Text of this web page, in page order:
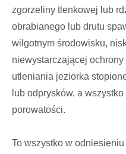
zgorzeliny tlenkowej lub
obrabianego lub drutu
wilgotnym środowisku,
niewystarczającej ochrony
utleniania jeziorka
lub odprysków, a
porowatości.
To wszystko w